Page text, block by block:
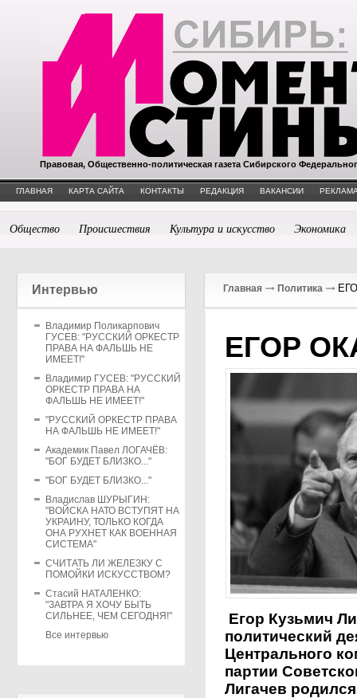
Правовая, Общественно-политическая газета Сибирского
ГЛАВНАЯ КАРТА САЙТА КОНТАКТЫ РЕДАКЦИЯ ВАКАНСИИ
Общество Происшествия Культура и искусство Экономика
Интервью
Владимир Поликарпович
ГУСЕВ: "РУССКИЙ ОРКЕСТР
ПРАВА НА ФАЛЬШЬ НЕ
ИМЕЕТ!"
Владимир ГУСЕВ: "РУССКИЙ
ОРКЕСТР ПРАВА НА
ФАЛЬШЬ НЕ ИМЕЕТ!"
"РУССКИЙ ОРКЕСТР ПРАВА
НА ФАЛЬШЬ НЕ ИМЕЕТ!"
Академик Павел ЛОГАЧЁВ:
"БОГ БУДЕТ БЛИЗКО..."
"БОГ БУДЕТ БЛИЗКО..."
Владислав ШУРЫГИН:
"ВОЙСКА НАТО ВСТУПЯТ НА
УКРАИНУ, ТОЛЬКО КОГДА
ОНА РУХНЕТ КАК ВОЕННАЯ
СИСТЕМА"
СЧИТАТЬ ЛИ ЖЕЛЕЗКУ С
ПОМОЙКИ ИСКУССТВОМ?
Стасий НАТАЛЕНКО:
"ЗАВТРА Я ХОЧУ БЫТЬ
СИЛЬНЕЕ, ЧЕМ СЕГОДНЯ!"
Все интервью
Главная Политика
ЕГОР
Егор Кузьмич
политический
Центрального
партии
Лигачев